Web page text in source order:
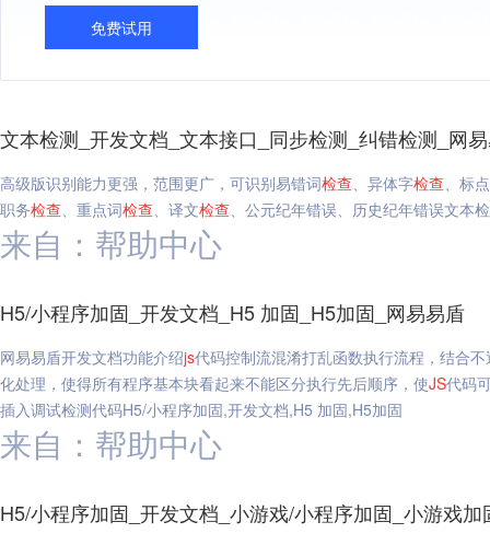
免费试用
文本检测_开发文档_文本接口_同步检测_纠错检测_网
高级版识别能力更强，范围更广，可识别易错词检查、异体字检查、标
职务检查、重点词检查、译文检查、公元纪年错误、历史纪年错误文本
来自：帮助中心
H5/小程序加固_开发文档_H5 加固_H5加固_网易易盾
网易易盾开发文档功能介绍js代码控制流混淆打乱函数执行流程，结合
化处理，使得所有程序基本块看起来不能区分执行先后顺序，使JS代码
插入调试检测代码H5/小程序加固,开发文档,H5 加固,H5加固
来自：帮助中心
H5/小程序加固_开发文档_小游戏/小程序加固_小游戏